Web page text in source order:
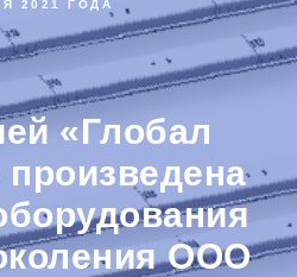
2021 ГОДА
«Глобал
произведена
ООО